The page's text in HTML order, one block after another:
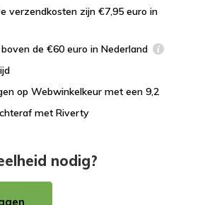
verzendkosten zijn €7,95 euro in
de €60 euro in Nederland
op Webwinkelkeur met een 9,2
met Riverty
nodig?